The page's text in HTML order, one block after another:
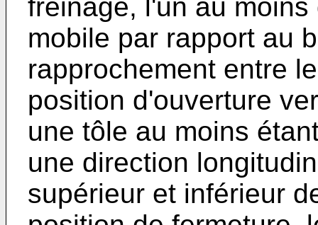
freinage, l'un au
mobile par rapport au
rapprochement entre
position d'ouverture
une tôle au moins
une direction
supérieur et inférieur